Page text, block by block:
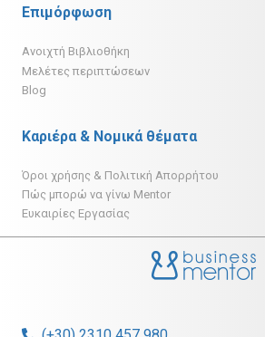
Επιμόρφωση
Ανοιχτή Βιβλιοθήκη
Μελέτες περιπτώσεων
Blog
Καριέρα & Νομικά θέματα
Όροι χρήσης & Πολιτική Απορρήτου
Πώς μπορώ να γίνω Mentor
Ευκαιρίες Εργασίας